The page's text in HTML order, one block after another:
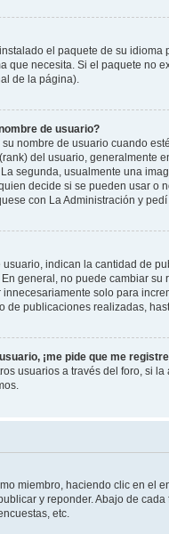
el paquete de su
que necesita. Si el paquete no
de la página).
de usuario?
nombre de usuario cuando
del usuario, generalmente
segunda, usualmente una
decide si se pueden usar o
con La Administración y pedí
indican la cantidad de
general, no puede cambiar
solo para
publicaciones realizadas,
¡me pide que me
usuarios a través del foro, si
miembro, haciendo clic en el
y reponder. Abajo de
etc.